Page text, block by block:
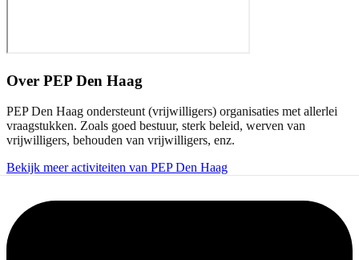
Over PEP Den Haag
PEP Den Haag ondersteunt (vrijwilligers) organisaties met allerlei
vraagstukken. Zoals goed bestuur, sterk beleid, werven van
vrijwilligers, behouden van vrijwilligers, enz.
Bekijk meer activiteiten van PEP Den Haag